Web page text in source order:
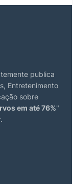
publica
Entretenimento
sobre
em até 76%"